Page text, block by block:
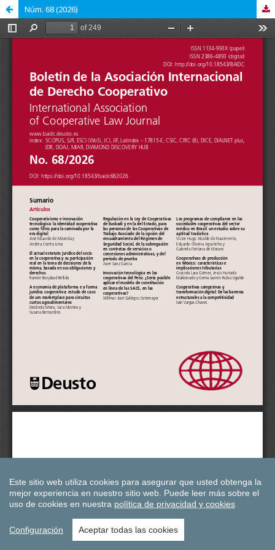
Núm. 68 (2026)
Este sitio web utiliza cookies para asegurar que usted obtenga la
mejor experiencia en nuestro sitio web. Puede leer más sobre el
uso de cookies en nuestra política de privacidad y cookies
Configuración Aceptar todas las cookies